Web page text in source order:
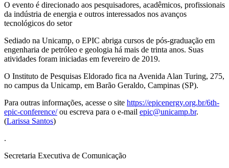
O evento é direcionado aos pesquisadores, acadêmicos, profissionais
da indústria de energia e outros interessados nos avanços
tecnológicos do setor
Sediado na Unicamp, o EPIC abriga cursos de pós-graduação em
engenharia de petróleo e geologia há mais de trinta anos. Suas
atividades foram iniciadas em fevereiro de 2019.
O Instituto de Pesquisas Eldorado fica na Avenida Alan Turing, 275,
no campus da Unicamp, em Barão Geraldo, Campinas (SP).
Para outras informações, acesse o site https://epicenergy.org.br/6th-
epic-conference/ou escreva para o e-mail epic@unicamp.br.
(Larissa Santos)
.
Secretaria Executiva de Comunicação